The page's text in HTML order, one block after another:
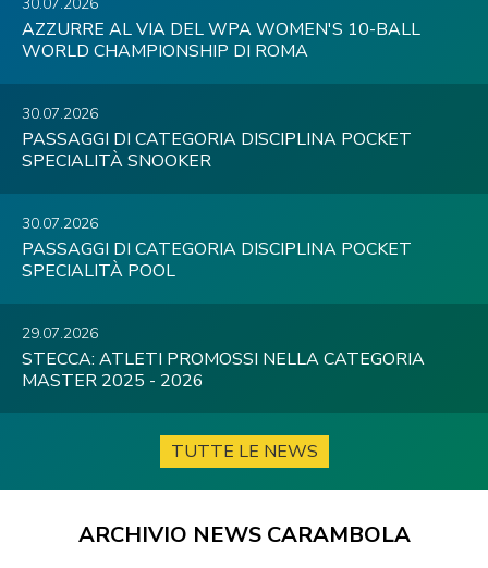
30.07.2026
AZZURRE AL VIA DEL WPA WOMEN'S 10-BALL
WORLD CHAMPIONSHIP DI ROMA
30.07.2026
PASSAGGI DI CATEGORIA DISCIPLINA POCKET
SPECIALITÀ SNOOKER
30.07.2026
PASSAGGI DI CATEGORIA DISCIPLINA POCKET
SPECIALITÀ POOL
29.07.2026
STECCA: ATLETI PROMOSSI NELLA CATEGORIA
MASTER 2025 - 2026
TUTTE LE NEWS
ARCHIVIO NEWS CARAMBOLA